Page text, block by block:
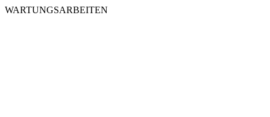
WARTUNGSARBEITEN